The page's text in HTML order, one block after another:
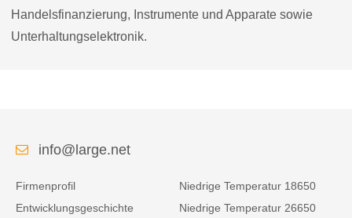
Handelsfinanzierung, Instrumente und Apparate sowie
Unterhaltungselektronik.
info@large.net
Firmenprofil
Entwicklungsgeschichte
Niedrige Temperatur 18650
Niedrige Temperatur 26650